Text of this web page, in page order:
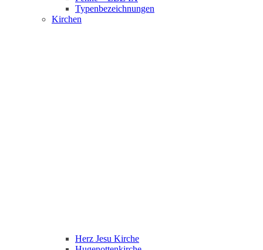
Typenbezeichnungen
Kirchen
Herz Jesu Kirche